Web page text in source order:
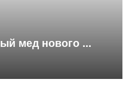
мед нового ...